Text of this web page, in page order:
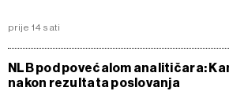
prije 14 sati
NLB pod povećalom analitičara:
nakon rezultata poslovanja